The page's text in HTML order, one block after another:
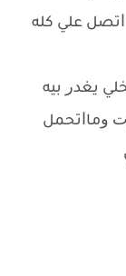
ﻋﻠﻲ ﻛﻠﻪ
ﻳﻐﺪﺭ ﺑﻴﻪ
ﻭﻣﺎﺍﺗﺤﻤﻞ